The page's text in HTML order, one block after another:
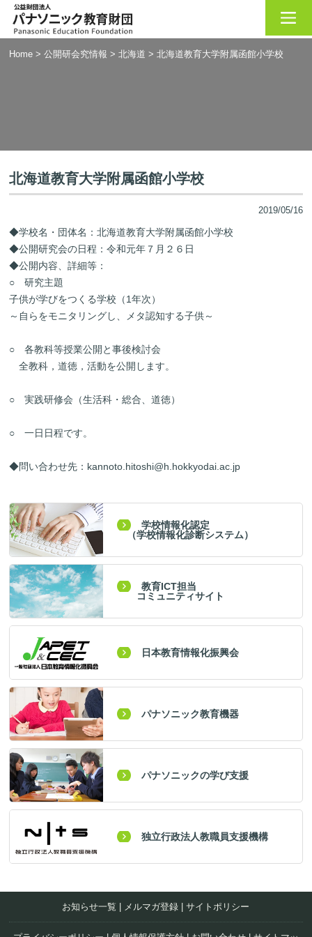
Home >公開研会究情報 >北海道 >北海道教育大学附属函館小学校
北海道教育大学附属函館小学校
2019/05/16
◆学校名・団体名：北海道教育大学附属函館小学校
◆公開研究会の日程：令和元年７月２６日
◆公開内容、詳細等：
○ 研究主題
子供が学びをつくる学校（1年次）
～自らをモニタリングし、メタ認知する子供～
○ 各教科等授業公開と事後検討会
全教科，道徳，活動を公開します。
○ 実践研修会（生活科・総合、道徳）
○ 一日日程です。
◆問い合わせ先： kannoto.hitoshi@h.hokkyodai.ac.jp
学校情報化認定
（学校情報化診断システム）
教育ICT担当
コミュニティサイト
日本教育情報化振興会
パナソニック教育機器
パナソニックの学び支援
独立行政法人教職員支援機構
お知らせ一覧 メルマガ登録 |サイトポリシー